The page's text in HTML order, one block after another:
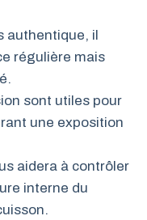
authentique, il
régulière mais
sont utiles pour
une exposition
aidera à contrôler
interne du